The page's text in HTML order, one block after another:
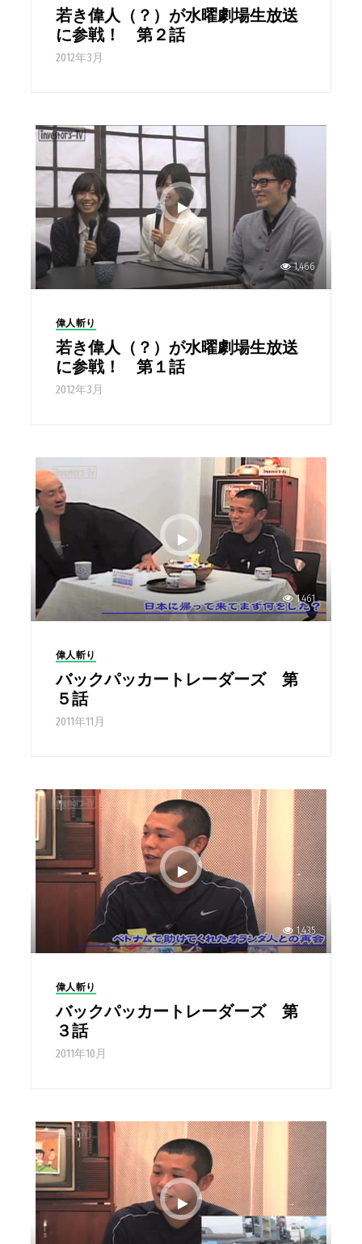
若き偉人（？）が水曜劇場生放送
に参戦！ 第２話
2012年3月
1,466
偉人斬り
若き偉人（？）が水曜劇場生放送
に参戦！ 第１話
2012年3月
1,461
偉人斬り
バックパッカートレーダーズ 第
５話
2011年11月
1,435
偉人斬り
バックパッカートレーダーズ 第
３話
2011年10月